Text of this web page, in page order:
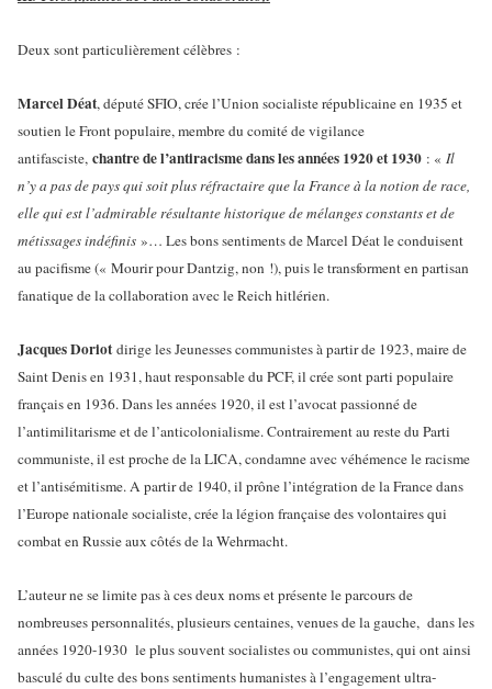
Deux sont particulièrement célèbres :
Marcel Déat, député SFIO, crée l’Union socialiste républicaine en 1935 et
soutien le Front populaire, membre du comité de vigilance
antifasciste, chantre de l’antiracisme dans les années 1920 et 1930 : « Il
n’y a pas de pays qui soit plus réfractaire que la France à la notion de race,
elle qui est l’admirable résultante historique de mélanges constants et de
métissages indéfinis »… Les bons sentiments de Marcel Déat le conduisent
au pacifisme (« Mourir pour Dantzig, non !), puis le transforment en partisan
fanatique de la collaboration avec le Reich hitlérien.
Jacques Doriotdirige les Jeunesses communistes à partir de 1923, maire de
Saint Denis en 1931, haut responsable du PCF, il crée sont parti populaire
français en 1936. Dans les années 1920, il est l’avocat passionné de
l’antimilitarisme et de l’anticolonialisme. Contrairement au reste du Parti
communiste, il est proche de la LICA, condamne avec véhémence le racisme
et l’antisémitisme. A partir de 1940, il prône l’intégration de la France dans
l’Europe nationale socialiste, crée la légion française des volontaires qui
combat en Russie aux côtés de la Wehrmacht.
L’auteur ne se limite pas à ces deux noms et présente le parcours de
nombreuses personnalités, plusieurs centaines, venues de la gauche, dans les
années 1920-1930 le plus souvent socialistes ou communistes, qui ont ainsi
basculé du culte des bons sentiments humanistes à l’engagement ultra-